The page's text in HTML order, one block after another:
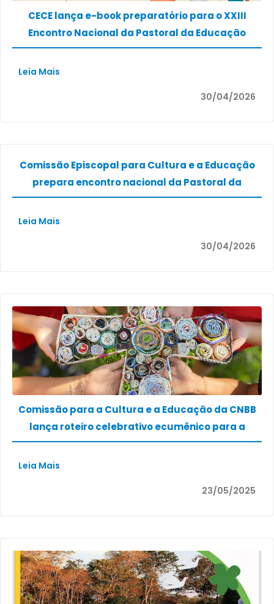
CECE lança e-book preparatório para o XXIII
Encontro Nacional da Pastoral da Educação
(Enape) e o XIII Encontro Nacional do Ensino
Leia Mais
30/04/2026
Comissão Episcopal para Cultura e a Educação
prepara encontro nacional da Pastoral da
Educação e Ensino Religioso
Leia Mais
30/04/2026
Comissão para a Cultura e a Educação da CNBB
lança roteiro celebrativo ecumênico para a
Páscoa nas escolas
Leia Mais
23/05/2025